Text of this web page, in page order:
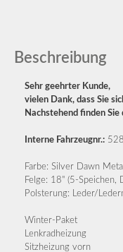
Beschreibung
Sehr geehrter Kunde,
vielen Dank, dass Sie
Nachstehend finden Sie
Interne Fahrzeugnr.:
Farbe: Silver Dawn
Felge: 18" (5-Speichen,
Polsterung: Leder/
Winter-Paket
Lenkradheizung
Sitzheizung vorn